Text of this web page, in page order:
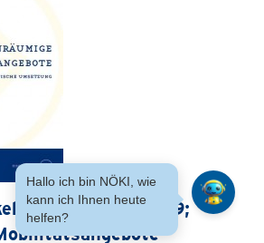
Heft 29;
-
Hallo ich bin NÖKI, wie
kann ich Ihnen heute
helfen?